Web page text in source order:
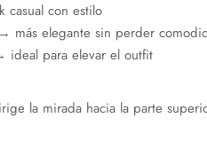
con estilo
más elegante sin perder
ideal para elevar el outfit
la mirada hacia la parte